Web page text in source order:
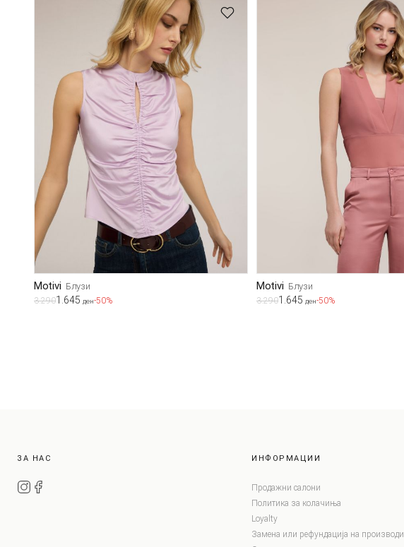
Motivi Блузи
3.2901.645 ден-50%
Motivi Блузи
3.2901.645 ден-50%
ЗА НАС ИНФОРМАЦИИ
Продажни салони
Политика за колачиња
Loyalty
Замена или рефундација на производи